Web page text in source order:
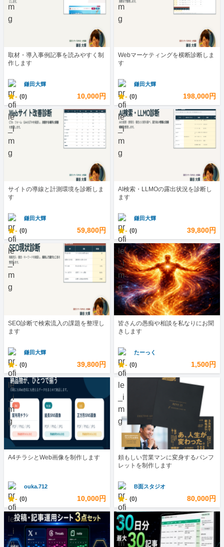
取材・導入事例記事を読みやすく制
作します
鎌田大輝
- (0) 10,000円
Webマーケティングを横断診断しま
す
鎌田大輝
- (0) 198,000円
サイトの導線と計測環境を診断しま
す
鎌田大輝
- (0) 59,800円
AI検索・LLMOの露出状況を診断し
ます
鎌田大輝
- (0) 39,800円
SEO診断で検索流入の課題を整理し
ます
鎌田大輝
- (0) 39,800円
皆さんの愚痴や相談を私なりにお聞
きします
たーっく
- (0) 1,500円
A4チラシとWeb画像を制作します
ouka.712
- (0) 10,000円
頼もしい営業マンに変身するパンフ
レットを制作します
B面スタジオ
- (0) 80,000円